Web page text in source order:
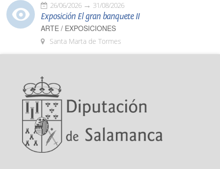
26/06/2026 31/08/2026
Exposición El gran banquete II
ARTE / EXPOSICIONES
Santa Marta de Tormes